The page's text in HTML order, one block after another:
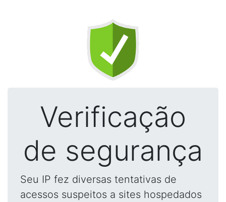
Verificação
de segurança
Seu IP fez diversas tentativas de
acessos suspeitos a sites hospedados